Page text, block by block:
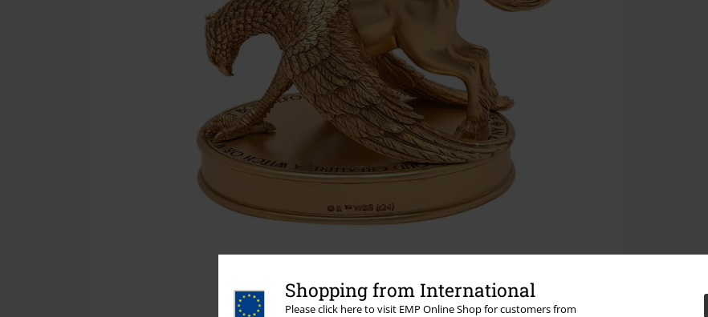
Shopping from International
Please click here to visit EMP Online Shop for customers from